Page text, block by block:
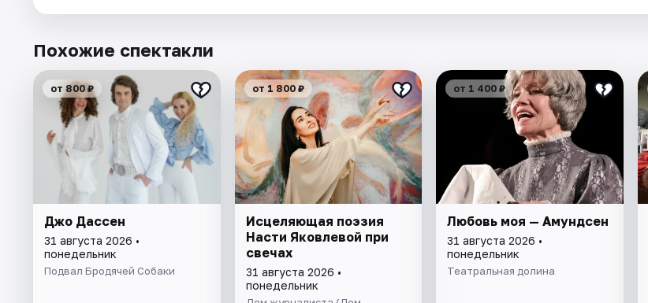
Похожие спектакли
от 800 ₽
Джо Дассен
31 августа 2026 •
понедельник
Подвал Бродячей Собаки
от 1 800 ₽
Исцеляющая поэзия
Насти Яковлевой при
свечах
31 августа 2026 •
понедельник
от 1 400 ₽
Любовь моя — Амундсен
31 августа 2026 •
понедельник
Театральная долина